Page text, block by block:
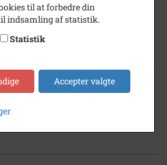
Niels Peter Olsen Maindal,
Skælskør
over Magleby sogn, 1980
til at forbedre din
indsamling af statistik.
Statistik
Accepter valgte